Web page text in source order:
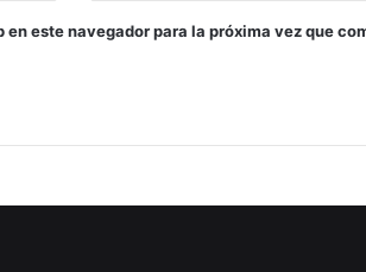
este navegador para la próxima vez que